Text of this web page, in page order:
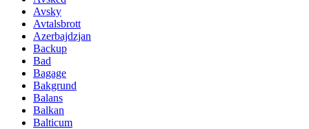
Avsky
Avtalsbrott
Azerbajdzjan
Backup
Bad
Bagage
Bakgrund
Balans
Balkan
Balticum